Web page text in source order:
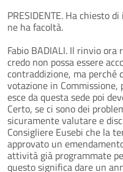
PRESIDENTE. Ha chiesto
ne ha facoltà.
Fabio BADIALI. Il rinvio
credo non possa essere
contraddizione, ma perché
votazione in Commissione,
esce da questa sede poi
Certo, se ci sono dei
sicuramente valutare e
Consigliere Eusebi che la
approvato un
attività già programmate
questo significa dare un